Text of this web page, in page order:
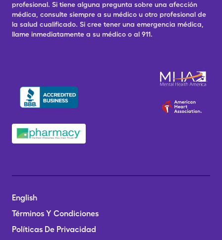
profesional. Si tiene alguna pregunta sobre una afección
médica, consulte siempre a su médico u otro profesional de
la salud cualificado. Si cree tener una emergencia médica,
llame inmediatamente a su médico o al 911.
English
Términos Y Condiciones
Políticas De Privacidad